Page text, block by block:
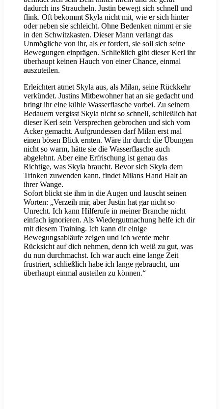
dadurch ins Straucheln. Justin bewegt sich schnell und
flink. Oft bekommt Skyla nicht mit, wie er sich hinter
oder neben sie schleicht. Ohne Bedenken nimmt er sie
in den Schwitzkasten. Dieser Mann verlangt das
Unmögliche von ihr, als er fordert, sie soll sich seine
Bewegungen einprägen. Schließlich gibt dieser Kerl ihr
überhaupt keinen Hauch von einer Chance, einmal
auszuteilen.
Erleichtert atmet Skyla aus, als Milan, seine Rückkehr
verkündet. Justins Mitbewohner hat an sie gedacht und
bringt ihr eine kühle Wasserflasche vorbei. Zu seinem
Bedauern vergisst Skyla nicht so schnell, schließlich hat
dieser Kerl sein Versprechen gebrochen und sich vom
Acker gemacht. Aufgrundessen darf Milan erst mal
einen bösen Blick ernten. Wäre ihr durch die Übungen
nicht so warm, hätte sie die Wasserflasche auch
abgelehnt. Aber eine Erfrischung ist genau das
Richtige, was Skyla braucht. Bevor sich Skyla dem
Trinken zuwenden kann, findet Milans Hand Halt an
ihrer Wange.
Sofort blickt sie ihm in die Augen und lauscht seinen
Worten: „Verzeih mir, aber Justin hat gar nicht so
Unrecht. Ich kann Hilferufe in meiner Branche nicht
einfach ignorieren. Als Wiedergutmachung helfe ich dir
mit diesem Training. Ich kann dir einige
Bewegungsabläufe zeigen und ich werde mehr
Rücksicht auf dich nehmen, denn ich weiß zu gut, was
du nun durchmachst. Ich war auch eine lange Zeit
frustriert, schließlich habe ich lange gebraucht, um
überhaupt einmal austeilen zu können.“